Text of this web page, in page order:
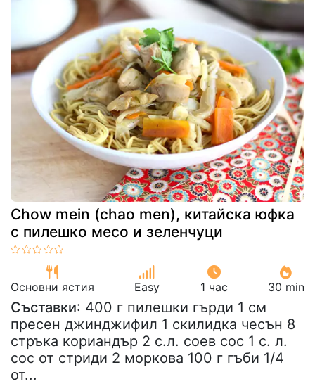
Chow mein (chao men), китайска юфка
с пилешко месо и зеленчуци
Основни ястия Easy 1 час 30 min
Съставки: 400 г пилешки гърди 1 см
пресен джинджифил 1 скилидка чесън 8
стръка кориандър 2 с.л. соев сос 1 с. л.
сос от стриди 2 моркова 100 г гъби 1/4
от...